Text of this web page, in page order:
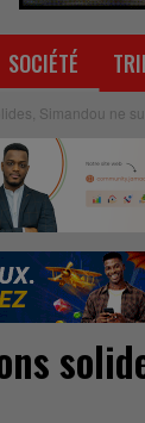
SOCIÉTÉ
Simandou ne